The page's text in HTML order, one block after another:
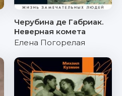
Черубина де Габриак.
Неверная комета
Елена Погорелая